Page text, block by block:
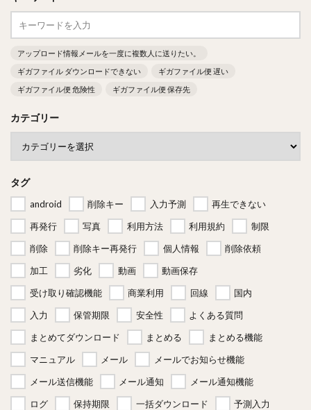
アップロード情報メールを一度に複数人に送りたい。
ギガファイル ダウンロードできない
ギガファイル便 遅い
ギガファイル便 危険性
ギガファイル便 保存先
カテゴリー
タグ
android 削除キー 入力予測
再生できない
再発行
写真 利用方法 利用規約
制限
削除
削除キー再発行 個人情報
削除依頼
加工
劣化 動画
動画保存
受け取り確認機能
商業利用 回線
国内
入力
保管期限 安全性
よくある質問
まとめてダウンロード
まとめる
まとめる機能
マニュアル
メール
メールでお知らせ機能
メール送信機能
メール通知
メール通知機能
ログ
保持期限 一括ダウンロード
予測入力